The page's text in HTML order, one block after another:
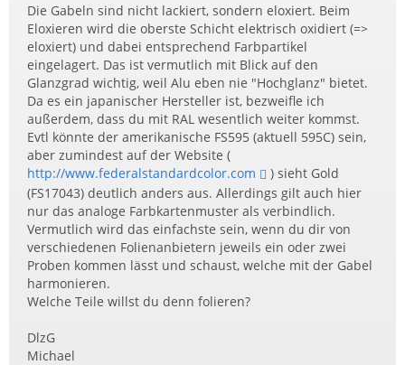
Die Gabeln sind nicht lackiert, sondern eloxiert. Beim
Eloxieren wird die oberste Schicht elektrisch oxidiert (=>
eloxiert) und dabei entsprechend Farbpartikel
eingelagert. Das ist vermutlich mit Blick auf den
Glanzgrad wichtig, weil Alu eben nie "Hochglanz" bietet.
Da es ein japanischer Hersteller ist, bezweifle ich
außerdem, dass du mit RAL wesentlich weiter kommst.
Evtl könnte der amerikanische FS595 (aktuell 595C) sein,
aber zumindest auf der Website (
http://www.federalstandardcolor.com
) sieht Gold
(FS17043) deutlich anders aus. Allerdings gilt auch hier
nur das analoge Farbkartenmuster als verbindlich.
Vermutlich wird das einfachste sein, wenn du dir von
verschiedenen Folienanbietern jeweils ein oder zwei
Proben kommen lässt und schaust, welche mit der Gabel
harmonieren.
Welche Teile willst du denn folieren?
DlzG
Michael